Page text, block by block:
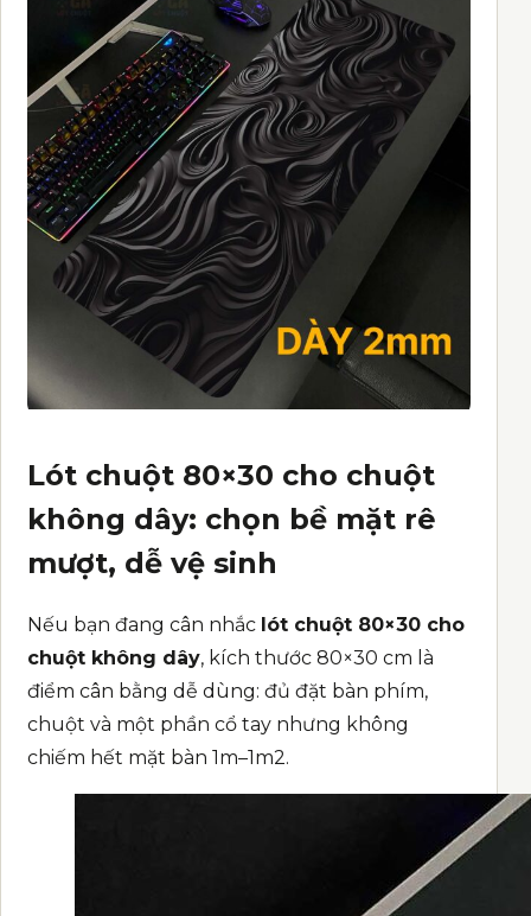
Lót chuột 80×30 cho chuột
không dây: chọn bề mặt rê
mượt, dễ vệ sinh
Nếu bạn đang cân nhắc lót chuột 80×30 cho
chuột không dây, kích thước 80×30 cm là
điểm cân bằng dễ dùng: đủ đặt bàn phím,
chuột và một phần cổ tay nhưng không
chiếm hết mặt bàn 1m–1m2.